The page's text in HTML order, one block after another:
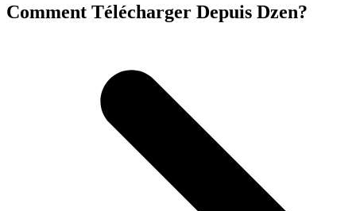
Comment Télécharger Depuis Dzen?